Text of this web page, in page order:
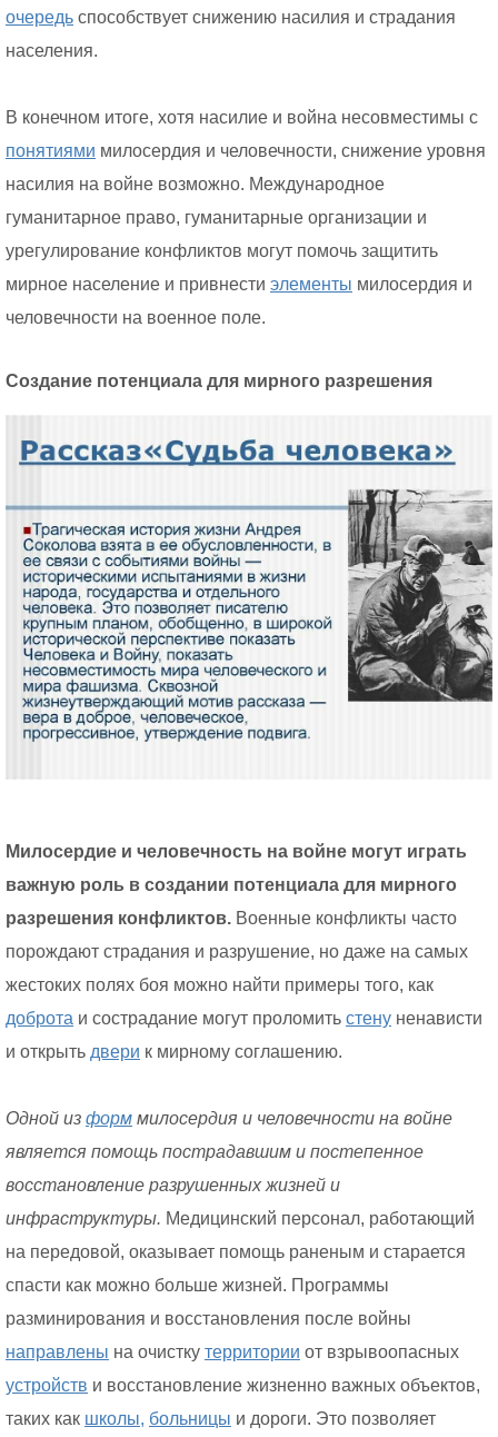
очередь способствует снижению насилия и страдания
населения.
В конечном итоге, хотя насилие и война несовместимы с
понятиями милосердия и человечности, снижение уровня
насилия на войне возможно. Международное
гуманитарное право, гуманитарные организации и
урегулирование конфликтов могут помочь защитить
мирное население и привнести элементы милосердия и
человечности на военное поле.
Создание потенциала для мирного разрешения
Милосердие и человечность на войне могут играть
важную роль в создании потенциала для мирного
разрешения конфликтов. Военные конфликты часто
порождают страдания и разрушение, но даже на самых
жестоких полях боя можно найти примеры того, как
доброта и сострадание могут проломить стену ненависти
и открыть двери к мирному соглашению.
Одной из форм милосердия и человечности на войне
является помощь пострадавшим и постепенное
восстановление разрушенных жизней и
инфраструктуры. Медицинский персонал, работающий
на передовой, оказывает помощь раненым и старается
спасти как можно больше жизней. Программы
разминирования и восстановления после войны
направлены на очистку территории от взрывоопасных
устройств и восстановление жизненно важных объектов,
таких как школы, больницы и дороги. Это позволяет